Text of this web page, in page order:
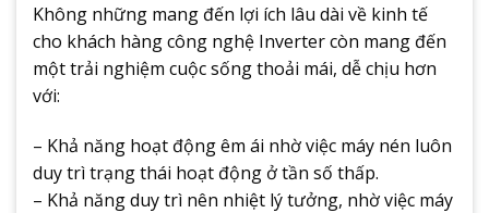
Không những mang đến lợi ích lâu dài về kinh tế
cho khách hàng công nghệ Inverter còn mang đến
một trải nghiệm cuộc sống thoải mái, dễ chịu hơn
với:
– Khả năng hoạt động êm ái nhờ việc máy nén luôn
duy trì trạng thái hoạt động ở tần số thấp.
– Khả năng duy trì nên nhiệt lý tưởng, nhờ việc máy